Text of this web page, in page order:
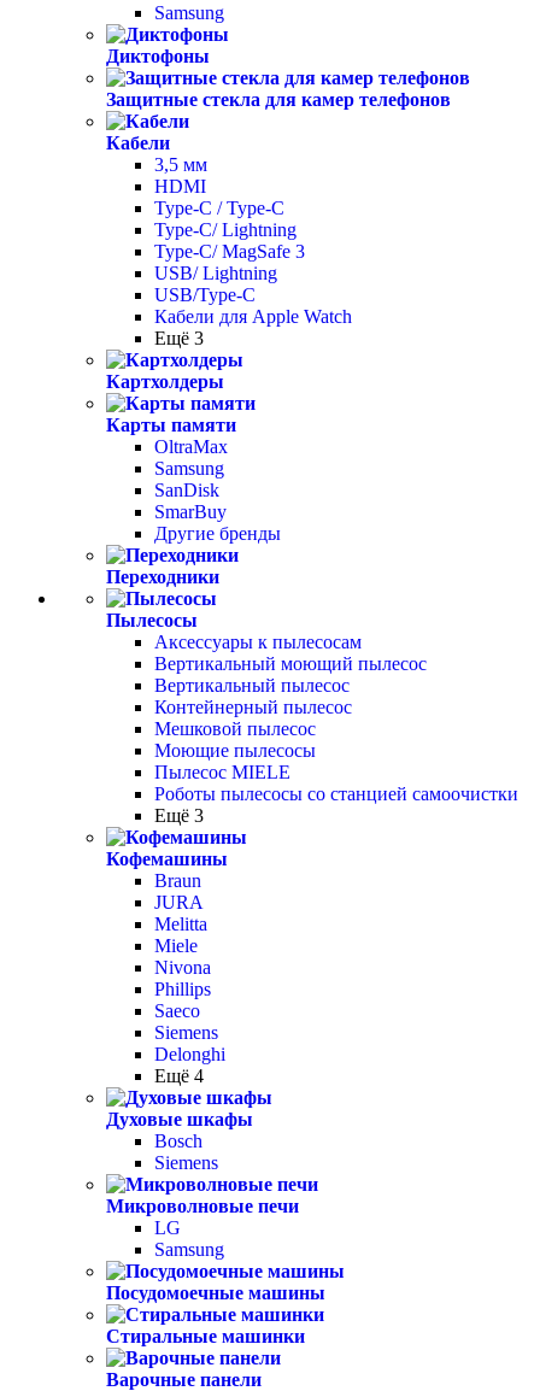
Samsung
Диктофоны
Защитные стекла для камер телефонов
Кабели
3,5 мм
HDMI
Type-C / Type-C
Type-C/ Lightning
Type-C/ MagSafe 3
USB/ Lightning
USB/Type-C
Кабели для Apple Watch
Ещё 3
Картхолдеры
Карты памяти
OltraMax
Samsung
SanDisk
SmarBuy
Другие бренды
Переходники
Пылесосы
Аксессуары к пылесосам
Вертикальный моющий пылесос
Вертикальный пылесос
Контейнерный пылесос
Мешковой пылесос
Моющие пылесосы
Пылесос MIELE
Роботы пылесосы со станцией самоочистки
Ещё 3
Кофемашины
Braun
JURA
Melitta
Miele
Nivona
Phillips
Saeco
Siemens
Delonghi
Ещё 4
Духовые шкафы
Bosch
Siemens
Микроволновые печи
LG
Samsung
Посудомоечные машины
Стиральные машинки
Варочные панели